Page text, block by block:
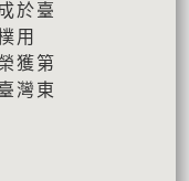
於臺
用
獲第
灣東